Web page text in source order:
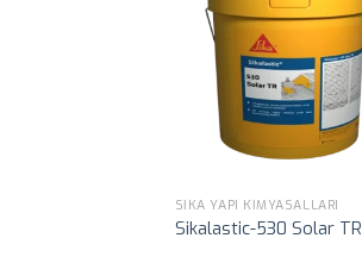
SIKA YAPI KIMYASALLARI
Sikalastic-530 Solar TR